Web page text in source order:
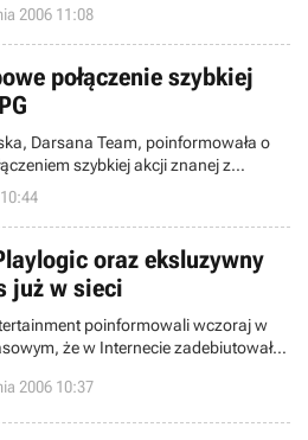
rodziną kart dźwiękowych Sound
2006 11:08
połączenie szybkiej
Darsana Team, poinformowała o
szybkiej akcji znanej z
oraz szczegółowych statystyk i
RPG. Projekt nosi nazwę Darsana i
dla rozgrywek wieloosobowych.
oraz eksluzywny
już w sieci
poinformowali wczoraj w
że w Internecie zadebiutowała
firmy. Z tej okazji przygotowano
of Pirates: Carribean Tales.
2006 10:37